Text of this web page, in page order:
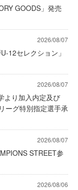
GOODS」発売
2026/08/07
12セレクション」
2026/08/07
より加入内定及び
ーグ特別指定選手承
2026/08/07
STREET参
2026/08/06